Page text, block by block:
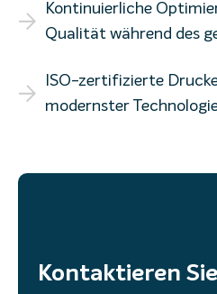
Kontinuierliche
Qualität während des
ISO-zertifizierte
modernster
Kontaktieren Sie